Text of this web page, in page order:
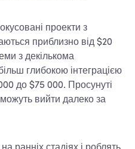
проекти з
приблизно від $20
з декількома
глибокою інтеграцією
до $75 000. Просунуті
вийти далеко за